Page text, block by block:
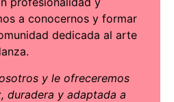
a conocernos y formar
dedicada al arte
y le ofreceremos
duradera y adaptada a